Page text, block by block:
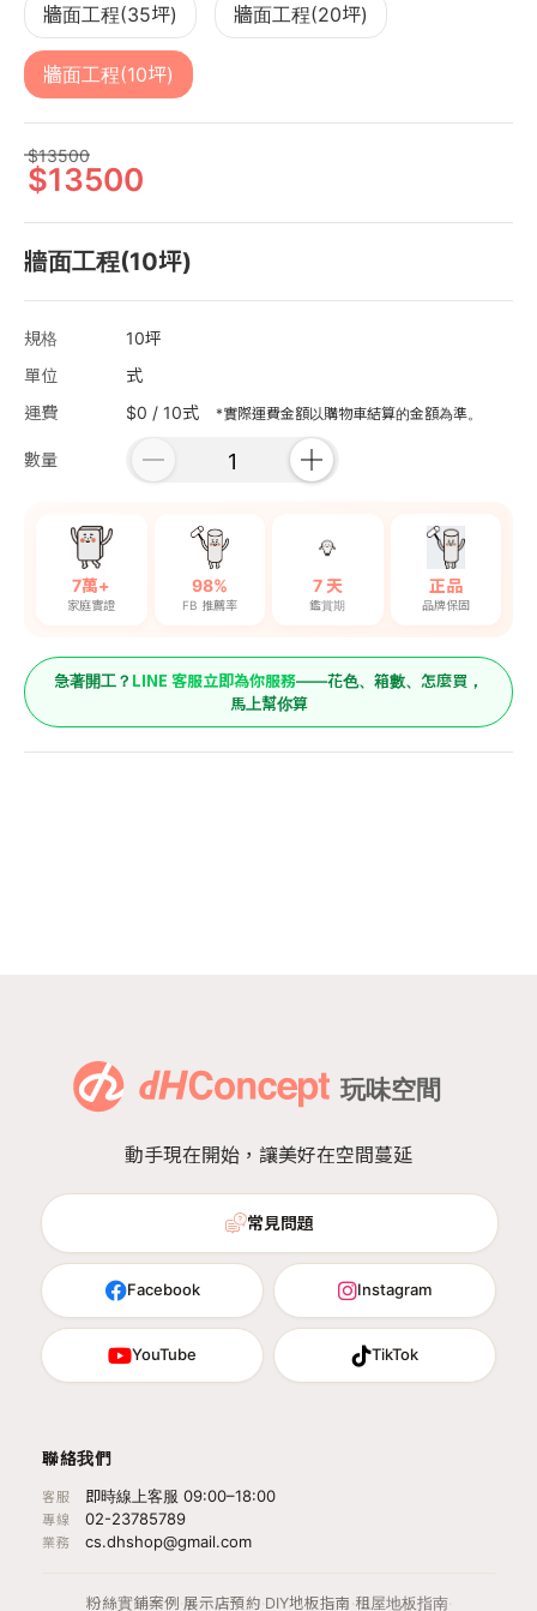
牆面工程(35坪) 牆面工程(20坪)
牆面工程(10坪)
13500
13500
牆面工程(10坪)
規格
10坪
單位
式
運費
$0 / 10式 *實際運費金額以購物車結算的金額為準。
數量
7萬+
家庭實證
98%
FB 推薦率
7 天
鑑賞期
正品
品牌保固
急著開工？ LINE 客服立即為你服務——花色、箱數、怎麼買，
馬上幫你算
動手現在開始，讓美好在空間蔓延
常見問題
Facebook Instagram
YouTube TikTok
聯絡我們
客服 即時線上客服 09:00–18:00
專線 02-23785789
業務 cs.dhshop@gmail.com
粉絲實鋪案例 ·展示店預約·DIY地板指南 ·租屋地板指南·